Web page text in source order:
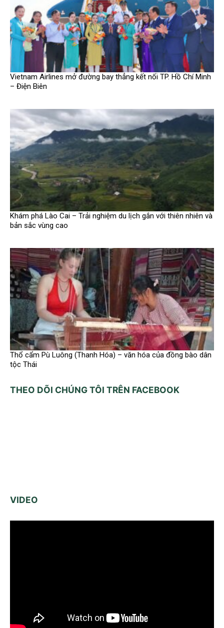
Vietnam Airlines mở đường bay thẳng kết nối TP. Hồ Chí Minh
– Điện Biên
Khám phá Lào Cai – Trải nghiệm du lịch gắn với thiên nhiên và
bản sắc vùng cao
Thổ cẩm Pù Luông (Thanh Hóa) – văn hóa của đồng bào dân
tộc Thái
THEO DÕI CHÚNG TÔI TRÊN FACEBOOK
VIDEO